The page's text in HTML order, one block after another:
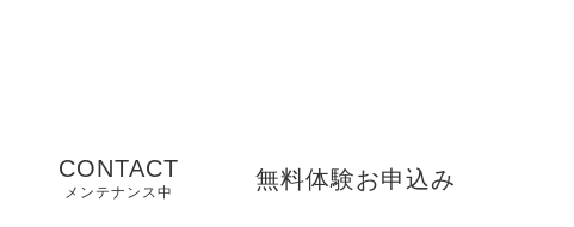
CONTACT
メンテナンス中
無料体験お申込み